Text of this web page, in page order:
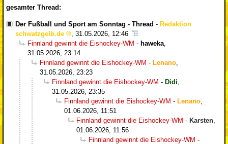
gesamter Thread:
Der Fußball und Sport am Sonntag - Thread - Redaktion
schwatzgelb.de
31.05.2026, 12:46
Finnland gewinnt die Eishockey-WM - haweka
31.05.2026, 23:14
Finnland gewinnt die Eishockey-WM - Lenano
31.05.2026, 23:23
Finnland gewinnt die Eishockey-WM - Didi
31.05.2026, 23:35
Finnland gewinnt die Eishockey-WM - Lenano
01.06.2026, 11:51
Finnland gewinnt die Eishockey-WM - Karsten
01.06.2026, 11:56
Finnland gewinnt die Eishockey-WM -